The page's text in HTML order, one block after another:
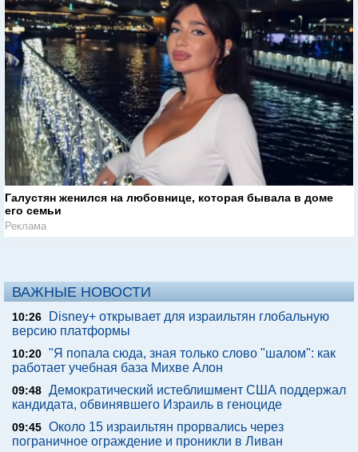
Галустян женился на любовнице, которая бывала в доме
его семьи
Реклама
ВАЖНЫЕ НОВОСТИ
10:26
Disney+ открывает для израильтян глобальную
версию платформы
10:20 "Я попала сюда, зная только слово "шалом": как
работает учебная база Михве Алон
09:48 Демократический истеблишмент США поддержал
кандидата, обвинявшего Израиль в геноциде
09:45 Около 15 израильтян прорвались через
пограничное ограждение и проникли в Ливан